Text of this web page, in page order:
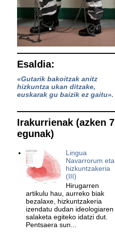
Esaldia:
«Gutarik bakoitzak anitz
hizkuntza ukan ditzake,
euskarak gu baizik ez gaitu».
Irakurrienak (azken 7
egunak)
Lingua
Navarrorum eta
hizkuntzakeria
(III)
Hirugarren
artikulu hau, aurreko biak
bezalaxe, hizkuntzakeria
izendatu dudan ideologiaren
salaketa egiteko idatzi dut.
Pentsaera sun...